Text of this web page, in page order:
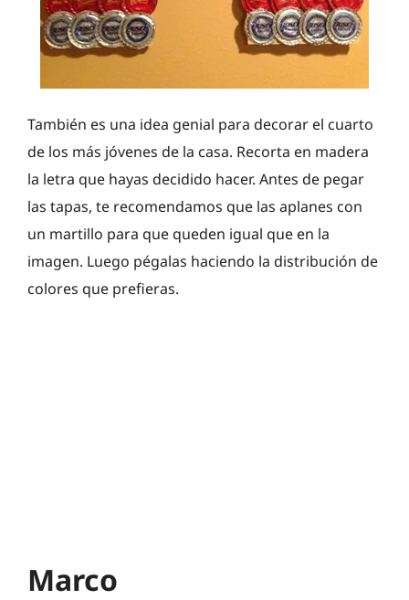
También es una idea genial para decorar el cuarto
de los más jóvenes de la casa. Recorta en madera
la letra que hayas decidido hacer. Antes de pegar
las tapas, te recomendamos que las aplanes con
un martillo para que queden igual que en la
imagen. Luego pégalas haciendo la distribución de
colores que prefieras.
Marco